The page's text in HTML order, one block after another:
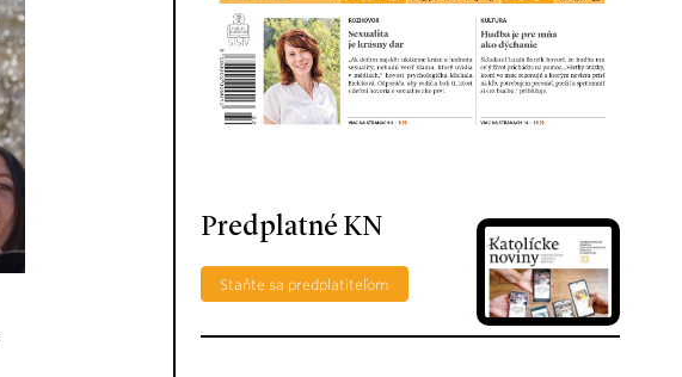
Predplatné KN
Staňte sa predplatiteľom